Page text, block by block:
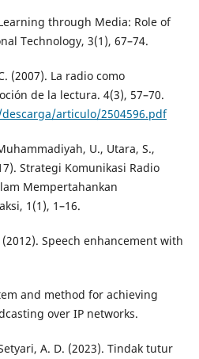
through Media: Role of
Technology, 3(1), 67–74.
(2007). La radio como
de la lectura. 4(3), 57–70.
articulo/2504596.pdf
U., Utara, S.,
Strategi Komunikasi Radio
Mempertahankan
1(1), 1–16.
(2012). Speech enhancement with
and method for achieving
over IP networks.
A. D. (2023). Tindak tutur